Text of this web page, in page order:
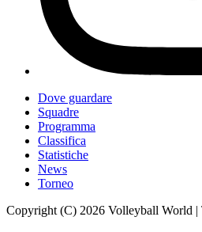
Dove guardare
Squadre
Programma
Classifica
Statistiche
News
Torneo
Copyright (C) 2026 Volleyball World